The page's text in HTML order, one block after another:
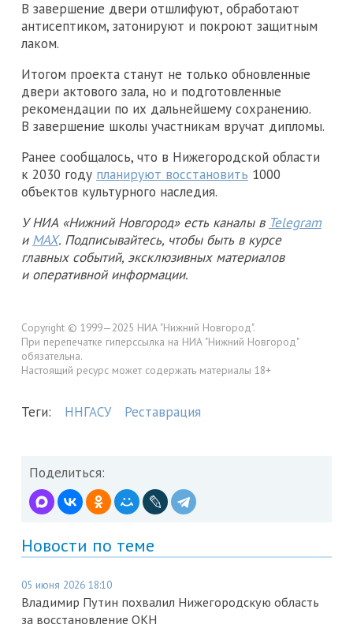
В завершение двери отшлифуют, обработают
антисептиком, затонируют и покроют защитным
лаком.
Итогом проекта станут не только обновленные
двери актового зала, но и подготовленные
рекомендации по их дальнейшему сохранению.
В завершение школы участникам вручат дипломы.
Ранее сообщалось, что в Нижегородской области
к 2030 году планируют восстановить 1000
объектов культурного наследия.
У НИА «Нижний Новгород» есть каналы в Telegram
и MAX. Подписывайтесь, чтобы быть в курсе
главных событий, эксклюзивных материалов
и оперативной информации.
Copyright © 1999—2025 НИА "Нижний Новгород".
При перепечатке гиперссылка на НИА "Нижний Новгород"
обязательна.
Настоящий ресурс может содержать материалы 18+
Теги: ННГАСУ Реставрация
Поделиться:
Новости по теме
05 июня 2026 18:10
Владимир Путин похвалил Нижегородскую область
за восстановление ОКН